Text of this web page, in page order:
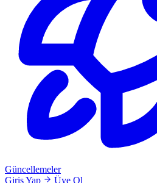
Güncellemeler
Giriş Yap
Üye Ol